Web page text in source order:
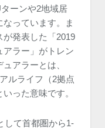
ーンや2地域居
っています。ま
が発表した「2019
アラー」がトレン
アラーとは、
ルライフ（2拠点
った意味です。
して首都圏から1-